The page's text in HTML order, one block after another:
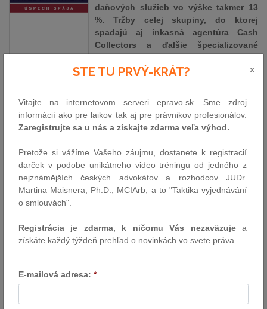
Zdroj: HAVEL & PARTNERS
daňových služieb vo výške takmer 13
%. Tržby celej skupiny, do ktorej
spadajú aj inkasná agentúra Cash
Collectors a ďalšie špecializované
FAMILY OFFICE, potom presiahli 30,6
„Rast tržieb podporili ako české kancelárie, tak aj slovenská
kancelária, ktorá rástla o 35 %. Našim cieľom však nie je
zlepšovať sa iba v číslach, ale predovšetkým neustále
prinášame. Či už ide o právne a daňové služby, komplexné
transakcie, medzinárodnú expanziu, či správu rodinného majetku.
Vďaka nášmu medzinárodnému dosahu, priamemu zastúpeniu v
Nemecku vo Frankfurte a rozsiahlej sieti kontaktov sme pripravení
poskytovať strategickú podporu, ktorá ďaleko prekračuje hranice
V prvom polroku 2025 sa mimoriadne darilo daňovému tímu
kancelárie podporili aj služby v oblastiach riešenia sporov a
špecializované poradenstvo pre privátnu klientelu súvisiace so
STE TU PRVÝ-KRÁT? x
Vitajte na internetovom serveri epravo.sk. Sme zdroj
informácií ako pre laikov tak aj pre právnikov profesionálov.
Zaregistrujte sa u nás a získajte zdarma veľa výhod.
Pretože si vážíme Vašeho záujmu, dostanete k registracií
darček v podobe unikátneho video tréningu od jedného z
nejznámějších českých advokátov a rozhodcov JUDr.
Martina Maisnera, Ph.D., MCIArb, a to "Taktika vyjednávání
o smlouvách".
Registrácia je zdarma, k ničomu Vás nezaväzujea
získáte každý týždeň prehľad o novinkách vo svete práva.
E-mailová adresa: *